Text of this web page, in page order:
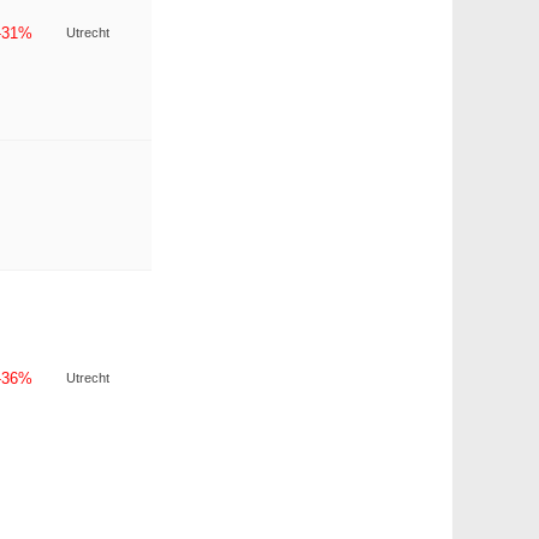
Utrecht
Utrecht